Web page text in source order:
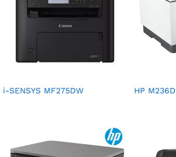
i-SENSYS MF275DW HP M236D